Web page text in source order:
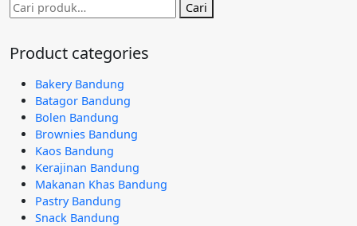
Pencarian
untuk:
Cari
Product categories
Bakery Bandung
Batagor Bandung
Bolen Bandung
Brownies Bandung
Kaos Bandung
Kerajinan Bandung
Makanan Khas Bandung
Pastry Bandung
Snack Bandung